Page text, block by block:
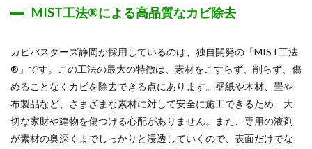
MIST工法®による高品質なカビ除去
カビバスターズ静岡が採用しているのは、独自開発の「MIST工法
®」です。この工法の最大の特徴は、素材をこすらず、削らず、傷
めることなくカビを除去できる点にあります。壁紙や木材、畳や
布製品など、さまざまな素材に対して安全に施工できるため、大
切な家財や建物を傷つける心配がありません。また、専用の液剤
が素材の奥深くまでしっかりと浸透していくので、表面だけでな